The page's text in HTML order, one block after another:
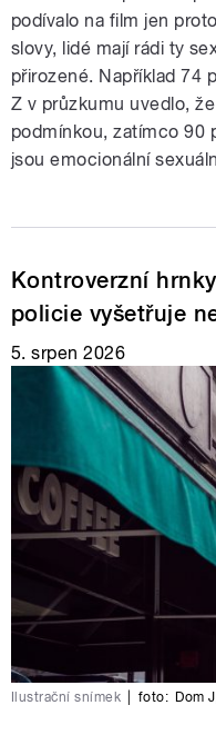
podívalo na film jen
slovy, lidé mají rádi ty
přirozené. Například 74
Z v průzkumu uvedlo,
podmínkou, zatímco 90
jsou emocionální
Kontroverzní
policie vyšetřuje
5. srpen 2026
Ilustrační snímek foto: Dom J